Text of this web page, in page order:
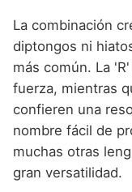
La combinación
diptongos ni
más común. La
fuerza, mientras
confieren una
nombre fácil de
muchas otras
gran versatilidad.